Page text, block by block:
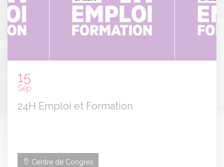
15
Sep
24H Emploi et Formation
Centre de Congrès